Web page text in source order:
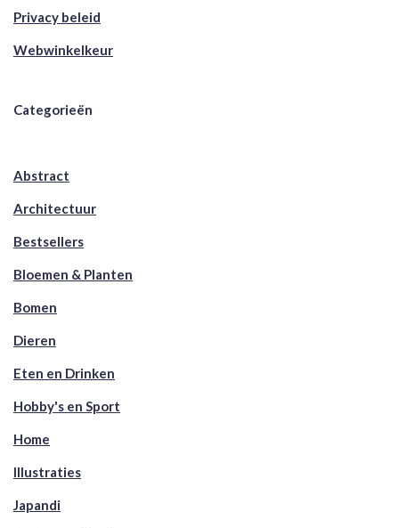
Privacy beleid
Webwinkelkeur
Categorieën
Abstract
Architectuur
Bestsellers
Bloemen & Planten
Bomen
Dieren
Eten en Drinken
Hobby's en Sport
Home
Illustraties
Japandi